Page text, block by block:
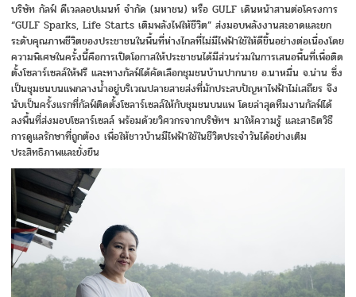
บริษัท กัลฟ์ ดีเวลลอปเมนท์ จำกัด (มหาชน) หรือ GULF เดินหน้าสานต่อโครงการ
“GULF Sparks, Life Starts เติมพลังไฟให้ชีวิต” ส่งมอบพลังงานสะอาดและยก
ระดับคุณภาพชีวิตของประชาชนในพื้นที่ห่างไกลที่ไม่มีไฟฟ้าใช้ให้ดีขึ้นอย่างต่อเนื่องโดย
ความพิเศษในครั้งนี้คือการเปิดโอกาสให้ประชาชนได้มีส่วนร่วมในการเสนอพื้นที่เพื่อติด
ตั้งโซลาร์เซลล์ให้ฟรี และทางกัลฟ์ได้คัดเลือกชุมชนบ้านปากนาย อ.นาหมื่น จ.น่าน ซึ่ง
เป็นชุมชนบนแพกลางน้ำอยู่บริเวณปลายสายส่งที่มักประสบปัญหาไฟฟ้าไม่เสถียร จึง
นับเป็นครั้งแรกที่กัลฟ์ติดตั้งโซลาร์เซลล์ให้กับชุมชนบนแพ โดยล่าสุดทีมงานกัลฟ์ได้
ลงพื้นที่ส่งมอบโซลาร์เซลล์ พร้อมด้วยวิศวกรจากบริษัทฯ มาให้ความรู้ และสาธิตวิธี
การดูแลรักษาที่ถูกต้อง เพื่อให้ชาวบ้านมีไฟฟ้าใช้ในชีวิตประจำวันได้อย่างเต็ม
ประสิทธิภาพและยั่งยืน